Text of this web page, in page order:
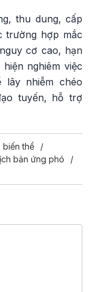
thu dung, cấp
trường hợp mắc
cơ cao, hạn
nghiêm việc
lây nhiễm chéo
tuyến, hỗ trợ
biến thể
bản ứng phó